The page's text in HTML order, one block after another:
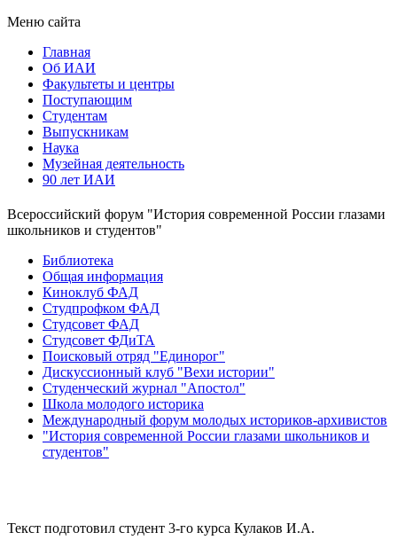
Меню сайта
Главная
Об ИАИ
Факультеты и центры
Поступающим
Студентам
Выпускникам
Наука
Музейная деятельность
90 лет ИАИ
Всероссийский форум "История современной России глазами
школьников и студентов"
Библиотека
Общая информация
Киноклуб ФАД
Студпрофком ФАД
Студсовет ФАД
Студсовет ФДиТА
Поисковый отряд "Единорог"
Дискуссионный клуб "Вехи истории"
Студенческий журнал "Апостол"
Школа молодого историка
Международный форум молодых историков-архивистов
"История современной России глазами школьников и
студентов"
Текст подготовил студент 3-го курса Кулаков И.А.